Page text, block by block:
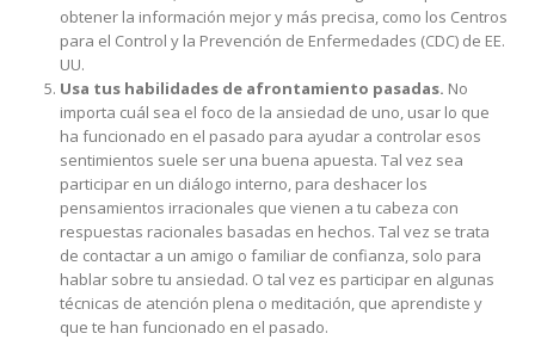
obtener la información mejor y más precisa, como los Centros
para el Control y la Prevención de Enfermedades (CDC) de EE.
UU.
Usa tus habilidades de afrontamiento pasadas. No
importa cuál sea el foco de la ansiedad de uno, usar lo que
ha funcionado en el pasado para ayudar a controlar esos
sentimientos suele ser una buena apuesta. Tal vez sea
participar en un diálogo interno, para deshacer los
pensamientos irracionales que vienen a tu cabeza con
respuestas racionales basadas en hechos. Tal vez se trata
de contactar a un amigo o familiar de confianza, solo para
hablar sobre tu ansiedad. O tal vez es participar en algunas
técnicas de atención plena o meditación, que aprendiste y
que te han funcionado en el pasado.